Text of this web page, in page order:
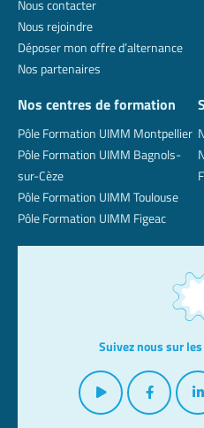
Nous contacter
Nous rejoindre
Déposer mon offre d’alternance
Nos partenaires
Nos centres de formation
Pôle Formation UIMM Montpellier
Pôle Formation UIMM Bagnols-
sur-Cèze
Pôle Formation UIMM Toulouse
Pôle Formation UIMM Figeac
Suivez nous sur